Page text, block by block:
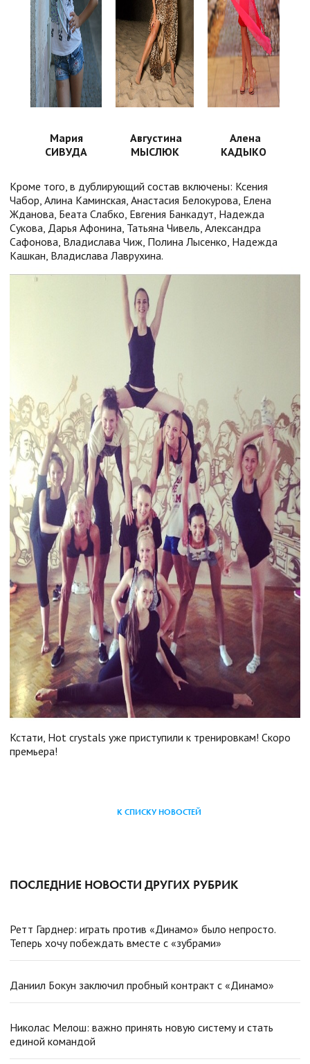
Мария
СИВУДА
Августина
МЫСЛЮК
Алена
КАДЫКО
Кроме того, в дублирующий состав включены: Ксения
Чабор, Алина Каминская, Анастасия Белокурова, Елена
Жданова, Беата Слабко, Евгения Банкадут, Надежда
Сукова, Дарья Афонина, Татьяна Чивель, Александра
Сафонова, Владислава Чиж, Полина Лысенко, Надежда
Кашкан, Владислава Лаврухина.
Кстати, Hot crystals уже приступили к тренировкам! Скоро
премьера!
К СПИСКУ НОВОСТЕЙ
ПОСЛЕДНИЕ НОВОСТИ ДРУГИХ РУБРИК
Ретт Гарднер: играть против «Динамо» было непросто.
Теперь хочу побеждать вместе с «зубрами»
Даниил Бокун заключил пробный контракт с «Динамо»
Николас Мелош: важно принять новую систему и стать
единой командой